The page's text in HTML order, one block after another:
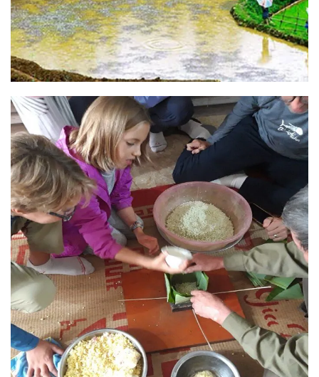
Vélo Tour Hoi An
Résumé du circuit : Vélo tour Hoi An DESTINATION : Hoi An
- Go Noi - Tra Nhieu DURÉE: 1/2 journée [...]
READ MORE